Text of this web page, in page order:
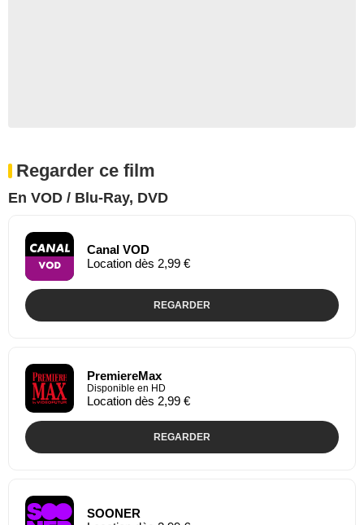
Regarder ce film
En VOD / Blu-Ray, DVD
Canal VOD
Location dès 2,99 €
REGARDER
PremiereMax
Disponible en HD
Location dès 2,99 €
REGARDER
SOONER